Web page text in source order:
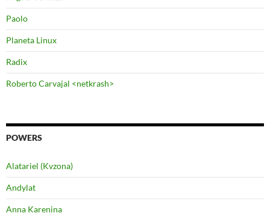
Paolo
Planeta Linux
Radix
Roberto Carvajal <netkrash>
POWERS
Alatariel (Kvzona)
Andylat
Anna Karenina